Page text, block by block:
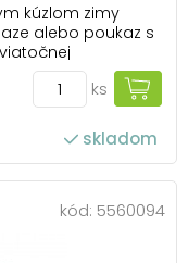
kúzlom zimy
alebo poukaz s
s motívom
vločiek,
jemnú zimnú
ks
skladom
kód: 5560094